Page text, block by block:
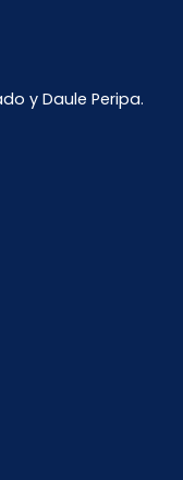
y Daule Peripa.